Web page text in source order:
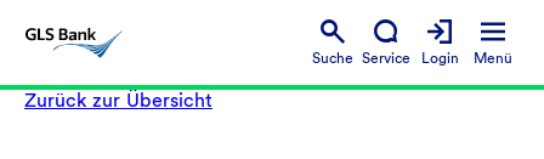
Suche Service Login Menü
Zurück zur Übersicht